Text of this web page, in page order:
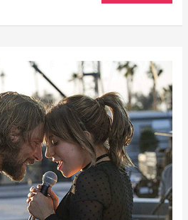
هدف‌شان
جلب
رضایت
شماست